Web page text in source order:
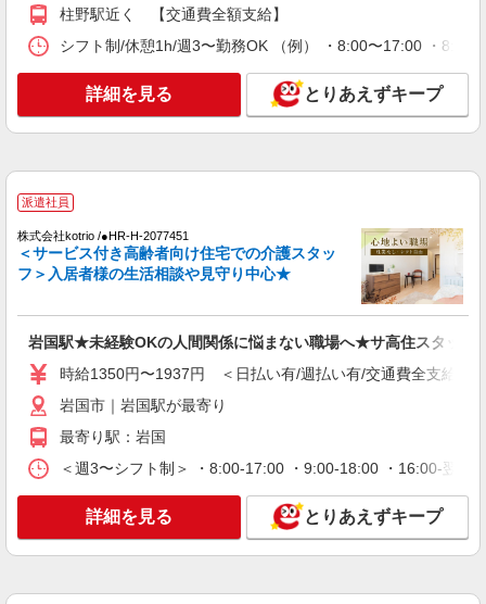
時給1450円〜1937円 ＜日払い有/週払い有/交
通費全支給(ガソリン代含む)＞
キープ 詳細を見る
ービスSTAFF
時給1450円〜1937円 ＜日払い有/週払い有/交
通費全支給(ガソリン代含む)＞
キープ 詳細を見る
派遣社員
株式会社kotrio /●HR-H-2092699
デイスタッフ
時給1450円〜1937円 ＜日払い有/週払い有/交
通費全支給(ガソリン代含む)＞
岩国市｜最寄り駅≪南岩国≫
キープ 詳細を見る
柱野駅近く 【交通費全額支給】
シフト制/休憩1h/週3〜勤務OK （例） ・8:00〜17:00 ・
詳細を見る とりあえずキープ
派遣社員
株式会社kotrio /●HR-H-2077451
＜サービス付き高齢者向け住宅での介護スタッ
フ＞入居者様の生活相談や見守り中心★
岩国駅★未経験OKの人間関係に悩まない職場へ★サ高住スタッフ
時給1350円〜1937円 ＜日払い有/週払い有/交通費全支給(ガ
岩国市｜岩国駅が最寄り
最寄り駅：岩国
＜週3〜シフト制＞ ・8:00-17:00 ・9:00-18:00 ・16:00-
詳細を見る とりあえずキープ